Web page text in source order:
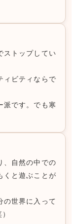
ストップしてい
ィビティならで
派です。でも寒
、自然の中での
くと遊ぶことが
の世界に入って